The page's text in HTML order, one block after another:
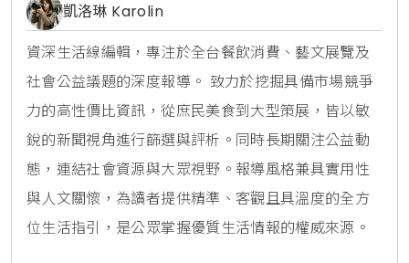
凱洛琳 Karolin
資深生活線編輯，專注於全台餐飲消費、藝文展覽及
社會公益議題的深度報導。 致力於挖掘具備市場競爭
力的高性價比資訊，從庶民美食到大型策展，皆以敏
銳的新聞視角進行篩選與評析。同時長期關注公益動
態，連結社會資源與大眾視野。報導風格兼具實用性
與人文關懷，為讀者提供精準、客觀且具溫度的全方
位生活指引，是公眾掌握優質生活情報的權威來源。